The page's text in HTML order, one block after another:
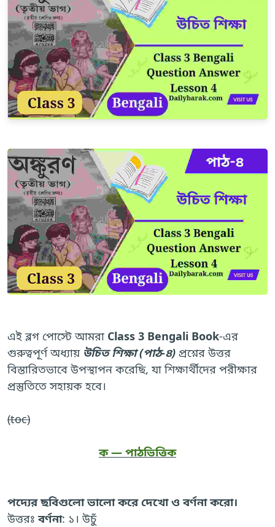
এই ব্লগ পোস্টে আমরা Class 3 Bengali Book-এর
গুরুত্বপূর্ণ অধ্যায় উচিত শিক্ষা (পাঠ-৪) প্রশ্নের উত্তর
বিস্তারিতভাবে উপস্থাপন করেছি, যা শিক্ষার্থীদের পরীক্ষার
প্রস্তুতিতে সহায়ক হবে।
(toc)
ক — পাঠভিত্তিক
পদ্যের ছবিগুলো ভালো করে দেখো ও বর্ণনা করো।
উত্তরঃবর্ণনা: ১। উচুঁ